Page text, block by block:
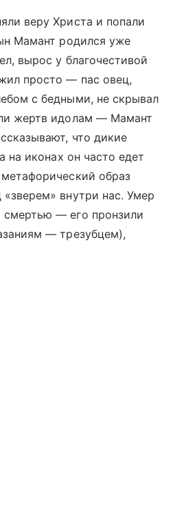
веру Христа и попали
Мамант родился уже
вырос у благочестивой
просто — пас овец,
с бедными, не скрывал
жертв идолам — Мамант
что дикие
на иконах он часто едет
образ
внутри нас. Умер
— его пронзили
— трезубцем),